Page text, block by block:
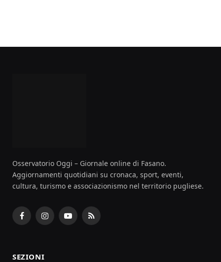
Osservatorio Oggi – Giornale online di Fasano.
Aggiornamenti quotidiani su cronaca, sport, eventi,
cultura, turismo e associazionismo nel territorio pugliese.
FacebookInstagramYouTubeRSS
SEZIONI